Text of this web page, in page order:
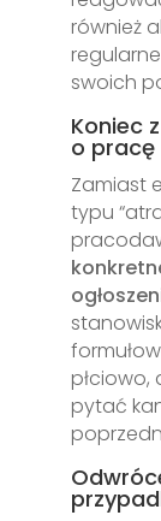
również
swoich
Koniec
o pracę
Zamiast
typu
płciowo,
pytać